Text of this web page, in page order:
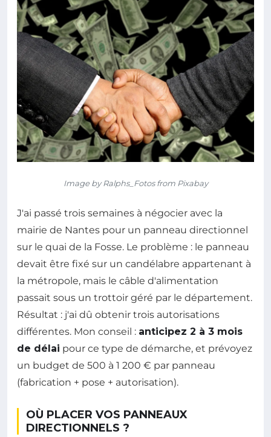
Image by Ralphs_Fotos from Pixabay
J'ai passé trois semaines à négocier avec la
mairie de Nantes pour un panneau directionnel
sur le quai de la Fosse. Le problème : le panneau
devait être fixé sur un candélabre appartenant à
la métropole, mais le câble d'alimentation
passait sous un trottoir géré par le département.
Résultat : j'ai dû obtenir trois autorisations
différentes. Mon conseil : anticipez 2 à 3 mois
de délai pour ce type de démarche, et prévoyez
un budget de 500 à 1 200 € par panneau
(fabrication + pose + autorisation).
OÙ PLACER VOS PANNEAUX
DIRECTIONNELS ?